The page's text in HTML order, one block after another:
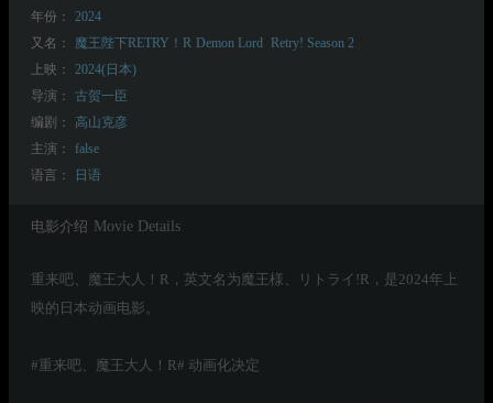
年份：
2024
又名：
魔王陛下RETRY！R Demon Lord Retry! Season 2
上映：
2024(日本)
导演：
古贺一臣
编剧：
高山克彦
主演：
false
语言：
日语
电影介绍 Movie Details
重来吧、魔王大人！R，英文名为魔王様、リトライ!R，是2024年上
映的日本动画电影。
#重来吧、魔王大人！R# 动画化决定